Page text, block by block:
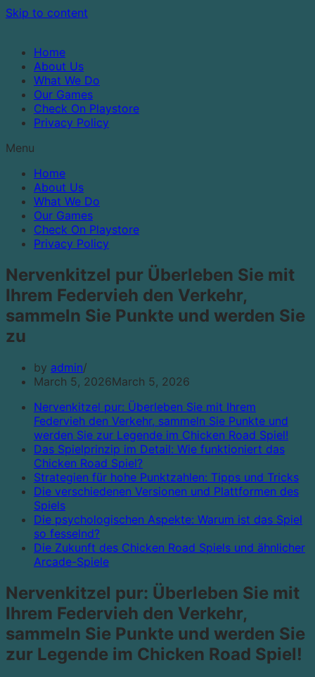
Skip to content
Home
About Us
What We Do
Our Games
Check On Playstore
Privacy Policy
Menu
Home
About Us
What We Do
Our Games
Check On Playstore
Privacy Policy
Nervenkitzel pur Überleben Sie mit
Ihrem Federvieh den Verkehr,
sammeln Sie Punkte und werden Sie
zu
by admin
March 5, 2026March 5, 2026
Nervenkitzel pur: Überleben Sie mit Ihrem
Federvieh den Verkehr, sammeln Sie Punkte und
werden Sie zur Legende im Chicken Road Spiel!
Das Spielprinzip im Detail: Wie funktioniert das
Chicken Road Spiel?
Strategien für hohe Punktzahlen: Tipps und Tricks
Die verschiedenen Versionen und Plattformen des
Spiels
Die psychologischen Aspekte: Warum ist das Spiel
so fesselnd?
Die Zukunft des Chicken Road Spiels und ähnlicher
Arcade-Spiele
Nervenkitzel pur: Überleben Sie mit
Ihrem Federvieh den Verkehr,
sammeln Sie Punkte und werden Sie
zur Legende im Chicken Road Spiel!